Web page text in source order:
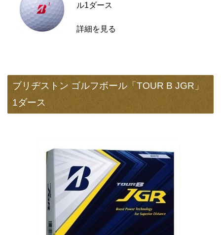
ル1ダース
詳細を見る
ブリヂストン ゴルフボール「TOUR B JGR」
1ダース